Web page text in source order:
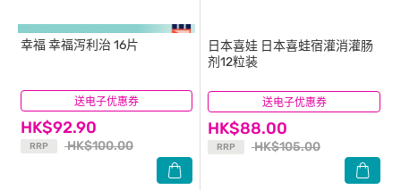
送电子优惠券
幸福幸福泻利治 16片
HK$92.90
RRP HK$100.00
(10) 送电子优惠券
日本喜娃 日本喜蛙宿灌消灌肠
剂12粒装
HK$88.00
RRP HK$105.00
(0)